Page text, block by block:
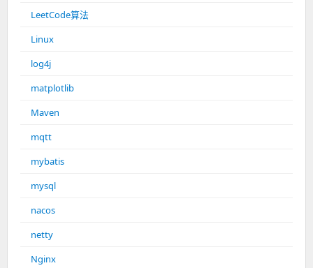
LeetCode算法
Linux
log4j
matplotlib
Maven
mqtt
mybatis
mysql
nacos
netty
Nginx